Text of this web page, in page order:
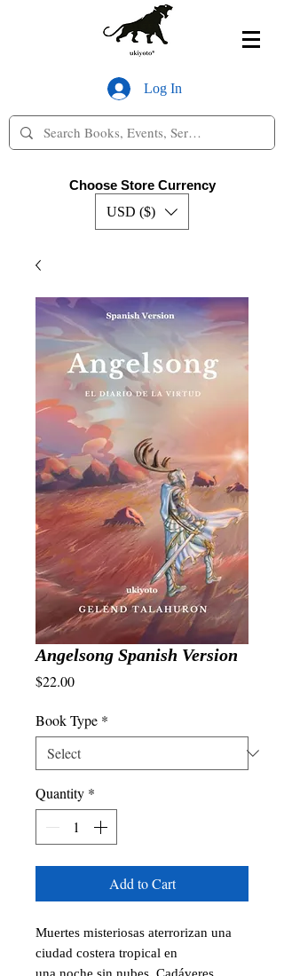
Log In
Choose Store Currency
USD ($)
Angelsong Spanish Version
$22.00Price
Book Type *
Quantity *
Add to Cart
Muertes misteriosas aterrorizan una
ciudad costera tropical en